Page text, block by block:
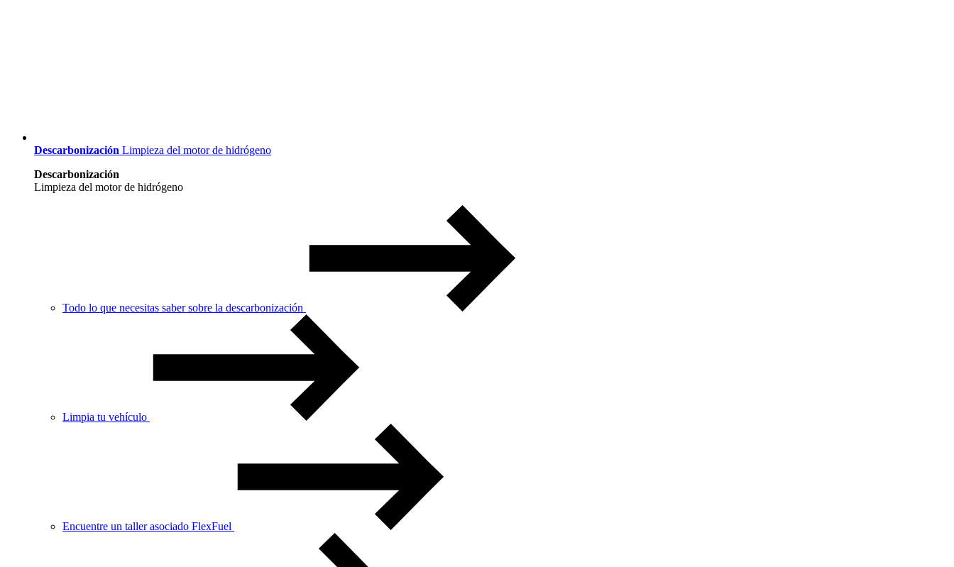
Descarbonización Limpieza del motor de hidrógeno
Descarbonización
Limpieza del motor de hidrógeno
Todo lo que necesitas saber sobre la descarbonización
Limpia tu vehículo
Encuentre un taller asociado FlexFuel